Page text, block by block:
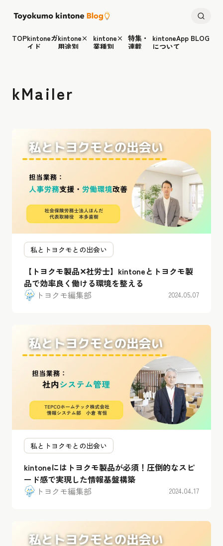
TOPkintoneガ
イド
kintone×
用途別
kintone×
業種別
特集・
連載
kintoneApp BLOG
について
kMailer
私とトヨクモとの出会い
【トヨクモ製品✕社労士】kintoneとトヨクモ製
品で効率良く働ける環境を整える
トヨクモ編集部
2024.05.07
私とトヨクモとの出会い
kintoneにはトヨクモ製品が必須！圧倒的なスピ
ード感で実現した情報基盤構築
トヨクモ編集部
2024.04.17